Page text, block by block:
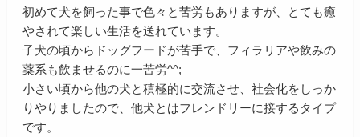
初めて犬を飼った事で色々と苦労もありますが、とても癒
やされて楽しい生活を送れています。
子犬の頃からドッグフードが苦手で、フィラリアや飲みの
薬系も飲ませるのに一苦労^^;
小さい頃から他の犬と積極的に交流させ、社会化をしっか
りやりましたので、他犬とはフレンドリーに接するタイプ
です。